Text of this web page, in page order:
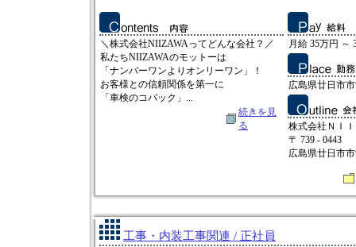
＼株式会社NIIZAWAってどんな会社？／
私たちNIIZAWAのモットーは
「ナンバーワンよりオンリーワン」！
お客様との信頼関係を第一に
「車検のコバック」...
続きを見
る
月給 35万円 ～
広島県廿日市
株式会社ＮＩ
〒 739 - 0443
広島県廿日市
工事・内装工事関連 / 正社員